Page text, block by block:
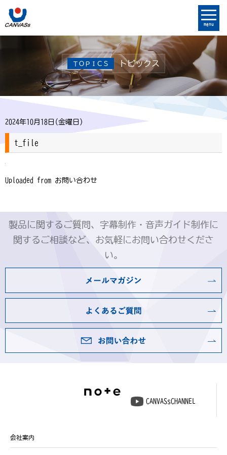
menu
ＴＯＰＩＣＳ トピックス
2024年10月18日(金曜日)
t_file
Uploaded from お問い合わせ
製品に関するご質問、字幕制作・音声ガイド制作に
関するご相談など、お気軽にお問い合わせくださ
い。
CANVASsCHANNEL
会社案内